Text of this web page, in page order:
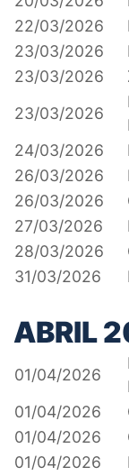
22/03/2026
23/03/2026
23/03/2026
23/03/2026
24/03/2026
26/03/2026
26/03/2026
27/03/2026
28/03/2026
31/03/2026
ABRIL
01/04/2026
01/04/2026
01/04/2026
01/04/2026